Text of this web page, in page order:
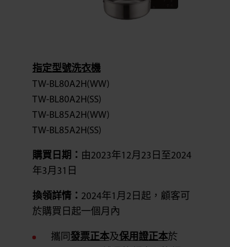
指定型號洗衣機
TW-BL80A2H(WW)
TW-BL80A2H(SS)
TW-BL85A2H(WW)
TW-BL85A2H(SS)
購買日期： 由2023年12月23日至2024
年3月31日
換領詳情： 2024年1月2日起，顧客可
於購買日起一個月內
攜同發票正本及保用證正本於